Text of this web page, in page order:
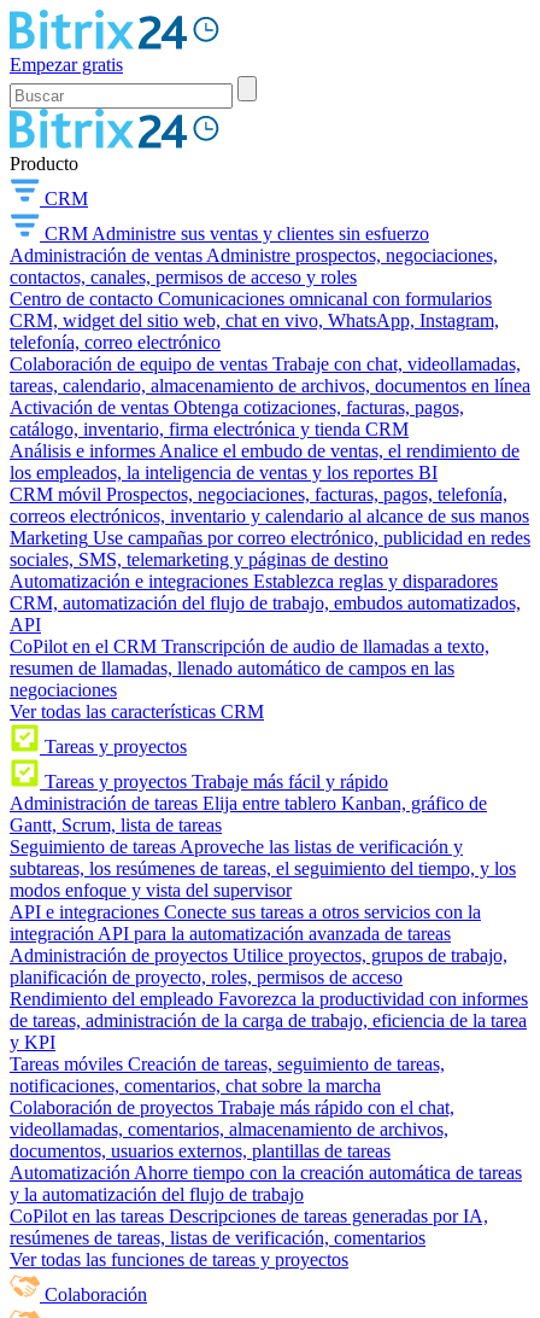
Empezar gratis
Producto
CRM
CRM Administre sus ventas y clientes sin esfuerzo
Administración de ventas Administre prospectos, negociaciones,
contactos, canales, permisos de acceso y roles
Centro de contacto Comunicaciones omnicanal con formularios
CRM, widget del sitio web, chat en vivo, WhatsApp, Instagram,
telefonía, correo electrónico
Colaboración de equipo de ventas Trabaje con chat, videollamadas,
tareas, calendario, almacenamiento de archivos, documentos en línea
Activación de ventas Obtenga cotizaciones, facturas, pagos,
catálogo, inventario, firma electrónica y tienda CRM
Análisis e informes Analice el embudo de ventas, el rendimiento de
los empleados, la inteligencia de ventas y los reportes BI
CRM móvil Prospectos, negociaciones, facturas, pagos, telefonía,
correos electrónicos, inventario y calendario al alcance de sus manos
Marketing Use campañas por correo electrónico, publicidad en redes
sociales, SMS, telemarketing y páginas de destino
Automatización e integraciones Establezca reglas y disparadores
CRM, automatización del flujo de trabajo, embudos automatizados,
API
CoPilot en el CRM Transcripción de audio de llamadas a texto,
resumen de llamadas, llenado automático de campos en las
negociaciones
Ver todas las características CRM
Tareas y proyectos
Tareas y proyectos Trabaje más fácil y rápido
Administración de tareas Elija entre tablero Kanban, gráfico de
Gantt, Scrum, lista de tareas
Seguimiento de tareas Aproveche las listas de verificación y
subtareas, los resúmenes de tareas, el seguimiento del tiempo, y los
modos enfoque y vista del supervisor
API e integraciones Conecte sus tareas a otros servicios con la
integración API para la automatización avanzada de tareas
Administración de proyectos Utilice proyectos, grupos de trabajo,
planificación de proyecto, roles, permisos de acceso
Rendimiento del empleado Favorezca la productividad con informes
de tareas, administración de la carga de trabajo, eficiencia de la tarea
y KPI
Tareas móviles Creación de tareas, seguimiento de tareas,
notificaciones, comentarios, chat sobre la marcha
Colaboración de proyectos Trabaje más rápido con el chat,
videollamadas, comentarios, almacenamiento de archivos,
documentos, usuarios externos, plantillas de tareas
Automatización Ahorre tiempo con la creación automática de tareas
y la automatización del flujo de trabajo
CoPilot en las tareas Descripciones de tareas generadas por IA,
resúmenes de tareas, listas de verificación, comentarios
Ver todas las funciones de tareas y proyectos
Colaboración